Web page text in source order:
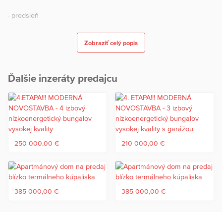
- predsieň
- špajza
-spálňa
- šatník
- detská izba
- logia
VÝHODY
Zobraziť celý popis
Ďalšie inzeráty predajcu
250 000,00 € 210 000,00 €
385 000,00 € 385 000,00 €